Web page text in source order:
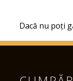
Dacă nu poți